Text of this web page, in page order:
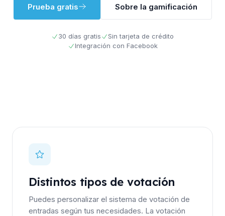
Prueba gratis Sobre la gamificación
30 días gratis
Sin tarjeta de crédito
Integración con Facebook
Distintos tipos de votación
Puedes personalizar el sistema de votación de
entradas según tus necesidades. La votación